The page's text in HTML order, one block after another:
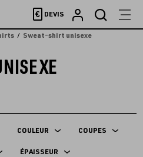
€ DEVIS
Sweat-shirt unisexe
COULEUR COUPES
ÉPAISSEUR